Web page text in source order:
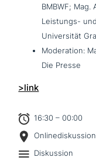
BMBWF;
Leistungs-
Universität
Moderation:
Die Presse
>link
16:30 – 00:00
Onlinediskussion
Diskussion